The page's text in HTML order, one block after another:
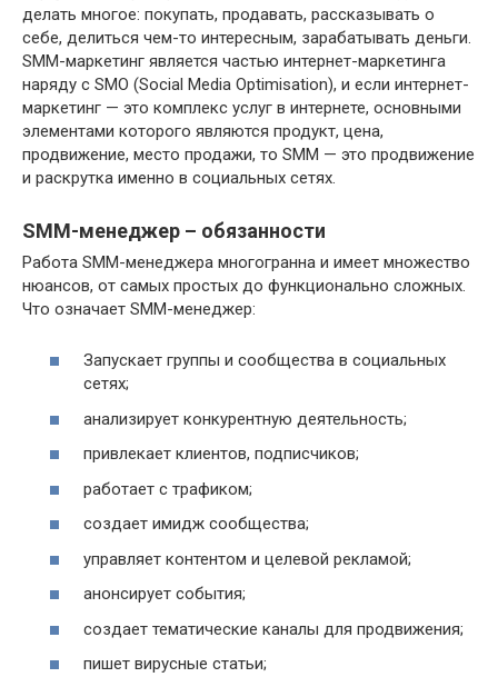
делать многое: покупать, продавать, рассказывать о
себе, делиться чем-то интересным, зарабатывать деньги.
SMM-маркетинг является частью интернет-маркетинга
наряду с SMO (Social Media Optimisation), и если интернет-
маркетинг — это комплекс услуг в интернете, основными
элементами которого являются продукт, цена,
продвижение, место продажи, то SMM — это продвижение
и раскрутка именно в социальных сетях.
SMM-менеджер – обязанности
Работа SMM-менеджера многогранна и имеет множество
нюансов, от самых простых до функционально сложных.
Что означает SMM-менеджер:
Запускает группы и сообщества в социальных
сетях;
анализирует конкурентную деятельность;
привлекает клиентов, подписчиков;
работает с трафиком;
создает имидж сообщества;
управляет контентом и целевой рекламой;
анонсирует события;
создает тематические каналы для продвижения;
пишет вирусные статьи;